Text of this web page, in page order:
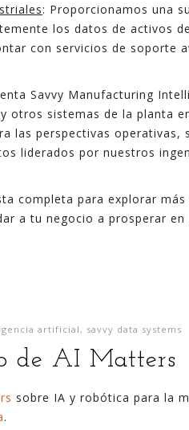
: Proporcionamos una
los datos de activos
con servicios de soporte
Savvy Manufacturing
otros sistemas de la planta
las perspectivas operativas,
liderados por nuestros
completa para explorar
a tu negocio a prosperar en
artificial, savvy data systems
de AI Matters
sobre IA y robótica para la
.